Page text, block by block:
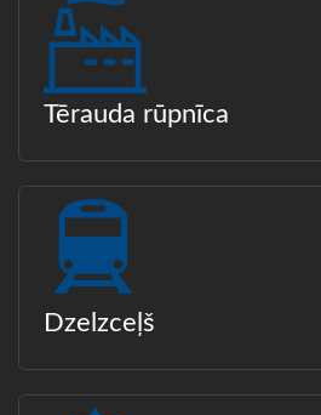
Tērauda rūpnīca
Dzelzceļš